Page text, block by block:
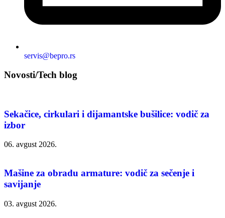
servis@bepro.rs
Novosti/Tech blog
Sekačice, cirkulari i dijamantske bušilice: vodič za
izbor
06. avgust 2026.
Mašine za obradu armature: vodič za sečenje i
savijanje
03. avgust 2026.